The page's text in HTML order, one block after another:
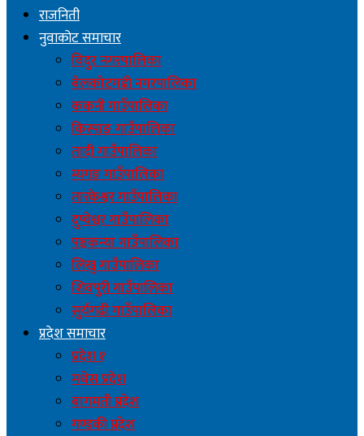
राजनिती
नुवाकोट समाचार
विदुर नगरपालिका
बेलकोटगढी नगरपालिका
ककनी गाउँपालिका
किस्पाङ गाउँपालिका
तादी गाउँपालिका
म्यगङ गाउँपालिका
तारकेश्वर गाउँपालिका
दुप्चेश्वर गाउँपालिका
पञ्चकन्या गाउँपालिका
लिखु गाउँपालिका
शिवपुरी गाउँपालिका
सुर्यगढी गाउँपालिका
प्रदेश समाचार
प्रदेश १
मधेस प्रदेश
बागमती प्रदेश
गण्डकी प्रदेश